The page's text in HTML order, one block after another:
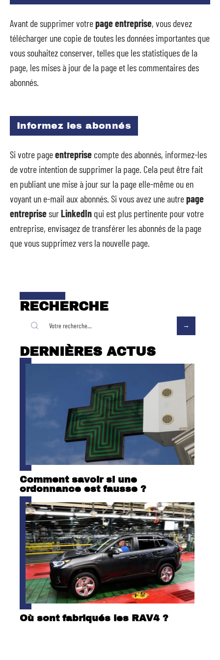
Avant de supprimer votrepage entreprise, vous devez
télécharger une copie de toutes les données importantes que
vous souhaitez conserver, telles que les statistiques de la
page, les mises à jour de la page et les commentaires des
abonnés.
Informez les abonnés
Si votre pageentreprise compte des abonnés, informez-les
de votre intention de supprimer la page. Cela peut être fait
en publiant une mise à jour sur la page elle-même ou en
voyant un e-mail aux abonnés. Si vous avez une autrepage
entreprisesurLinkedIn qui est plus pertinente pour votre
entreprise, envisagez de transférer les abonnés de la page
que vous supprimez vers la nouvelle page.
RECHERCHE
DERNIÈRES ACTUS
Comment savoir si une
ordonnance est fausse ?
Où sont fabriqués les RAV4 ?